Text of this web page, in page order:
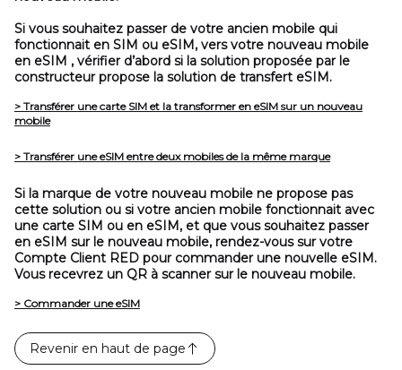
Si vous souhaitez passer de votre ancien mobile qui
fonctionnait en SIM ou eSIM, vers votre nouveau mobile
en eSIM , vérifier d’abord si la solution proposée par le
constructeur propose la solution de transfert eSIM.
> Transférer une carte SIM et la transformer en eSIM sur un nouveau
mobile
> Transférer une eSIM entre deux mobiles de la même marque
Si la marque de votre nouveau mobile ne propose pas
cette solution ou si votre ancien mobile fonctionnait avec
une carte SIM ou en eSIM, et que vous souhaitez passer
en eSIM sur le nouveau mobile, rendez-vous sur votre
Compte Client RED pour commander une nouvelle eSIM.
Vous recevrez un QR à scanner sur le nouveau mobile.
> Commander une eSIM
Revenir en haut de page